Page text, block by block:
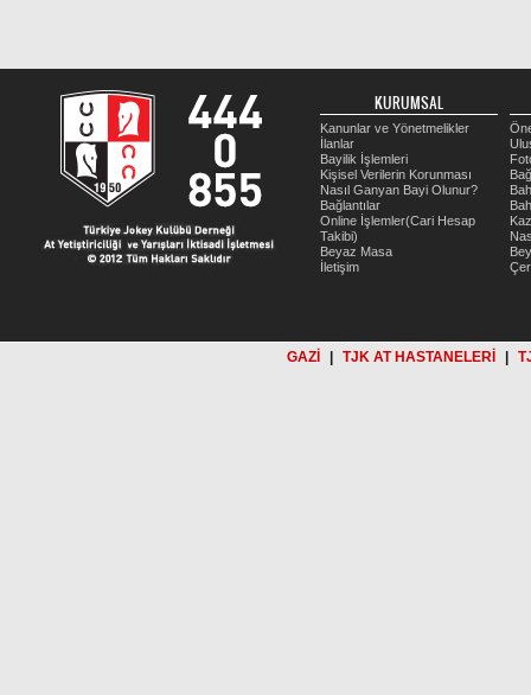
KURUMSAL
Kanunlar ve Yönetmelikler
İlanlar
Bayilik İşlemleri
Kişisel Verilerin Korunması
Nasıl Ganyan Bayi Olunur?
Bağlantılar
Online İşlemler(Cari Hesap
Takibi)
Beyaz Masa
İletişim
GAZİ TJK AT HASTANELERİ